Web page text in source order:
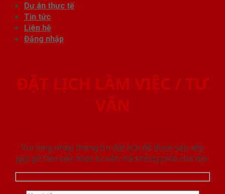
Dự án thực tế
Tin tức
Liên hệ
Đăng nhập
ĐẶT LỊCH LÀM VIỆC / TƯ
VẤN
Vui lòng nhập thông tin đặt lịch để được sắp xếp
gặp gỡ làm việc hoăc tư vấn mà không phải chờ đợi.